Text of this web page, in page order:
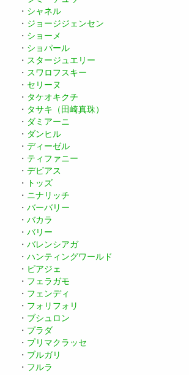
・ シャネル
・ ジョージジェンセン
・ ショーメ
・ ショパール
・ スタージュエリー
・ スワロフスキー
・ セリーヌ
・ タケオキクチ
・ タサキ（田崎真珠）
・ ダミアーニ
・ ダンヒル
・ ディーゼル
・ ティファニー
・ デビアス
・
トッズ
・ ニナリッチ
・ バーバリー
・ バカラ
・ バリー
・ バレンシアガ
・ ハンティングワールド
・ ピアジェ
・ フェラガモ
・ フェンディ
・ フォリフォリ
・ ブシュロン
・ プラダ
・ プリマクラッセ
・ ブルガリ
・ フルラ